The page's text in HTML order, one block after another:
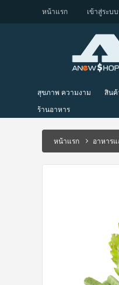
หน้าแรก เข้าสู่ระบ
สุขภาพ ความงาม สินค้
ร้านอาหาร
หน้าแรก อาหารแ